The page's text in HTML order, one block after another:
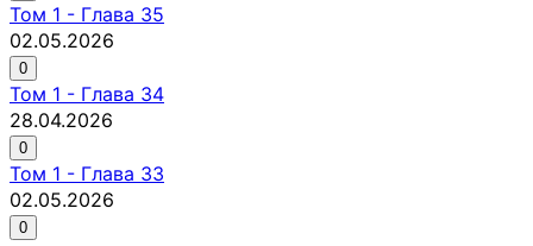
Том 1 - Глава 35
02.05.2026
0
Том 1 - Глава 34
28.04.2026
0
Том 1 - Глава 33
02.05.2026
0